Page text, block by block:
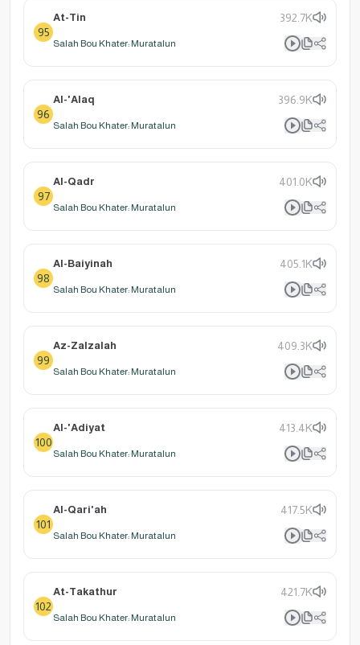
95
At-Tin 392.7K
Salah Bou Khater: Muratalun
96
Al-'Alaq 396.9K
Salah Bou Khater: Muratalun
97
Al-Qadr 401.0K
Salah Bou Khater: Muratalun
98
Al-Baiyinah 405.1K
Salah Bou Khater: Muratalun
99
Az-Zalzalah 409.3K
Salah Bou Khater: Muratalun
100
Al-'Adiyat 413.4K
Salah Bou Khater: Muratalun
101
Al-Qari'ah 417.5K
Salah Bou Khater: Muratalun
102
At-Takathur 421.7K
Salah Bou Khater: Muratalun